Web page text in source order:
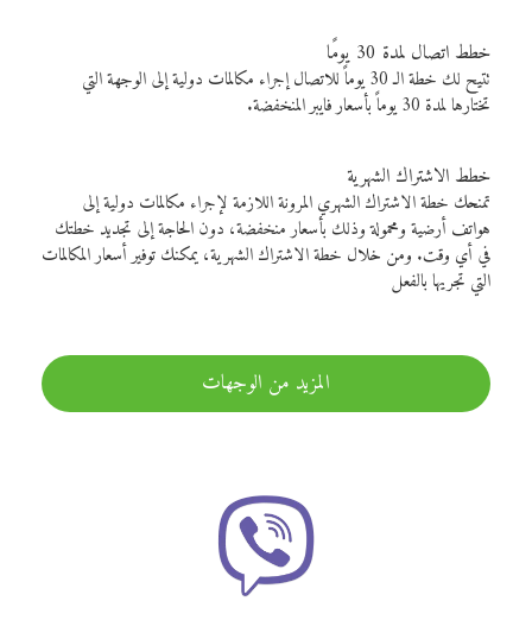
خطط اتصال لمدة 30 يومًا
تتيح لك خطة الـ 30 يوماً للاتصال إجراء مكالمات دولية إلى الوجهة التي
تختارها لمدة 30 يوماً بأسعار فايبر المنخفضة.
خطط الاشتراك الشهرية
تمنحك خطة الاشتراك الشهري المرونة اللازمة لإجراء مكالمات دولية إلى
هواتف أرضية ومحمولة وذلك بأسعار منخفضة، دون الحاجة إلى تجديد خطتك
في أي وقت. ومن خلال خطة الاشتراك الشهرية، يمكنك توفير أسعار المكالمات
التي تجريها بالفعل
المزيد من الوجهات